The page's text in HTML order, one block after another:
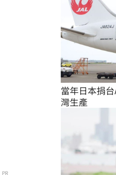
PR
當年日本捐
灣生產